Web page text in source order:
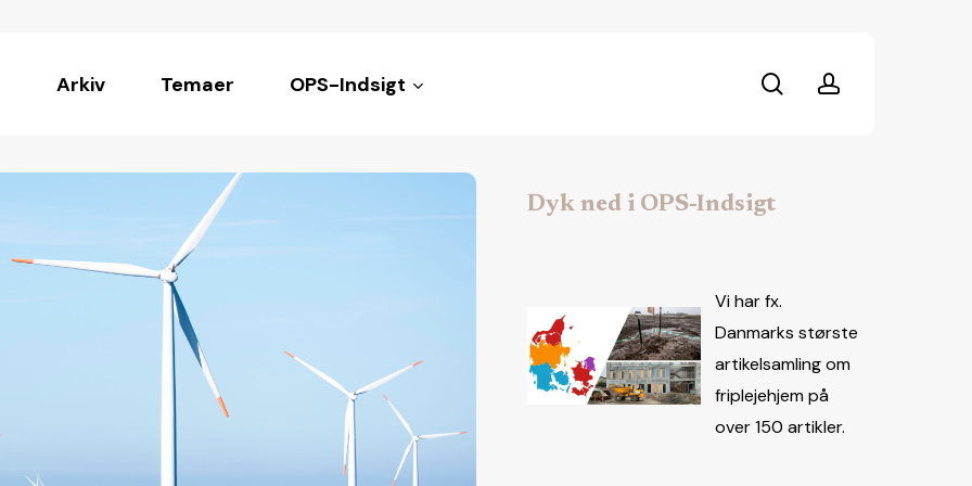
Arkiv Temaer OPS-Indsigt searchaccount
Dyk ned i OPS-Indsigt
Vi har fx.
Danmarks største
artikelsamling om
friplejehjem på
over 150 artikler.